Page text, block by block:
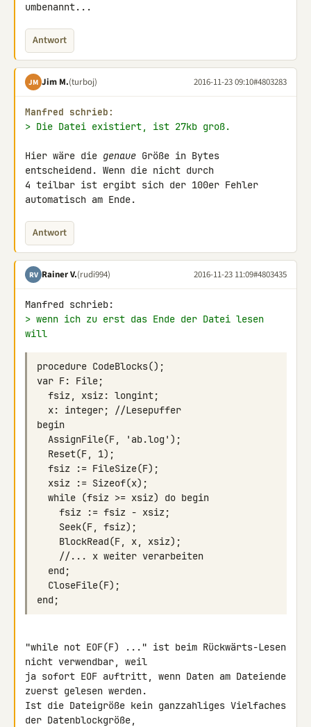
umbenannt...
Antwort
JM Jim M.(turboj) 2016-11-23 09:10#4803283
Manfred schrieb:
> Die Datei existiert, ist 27kb groß.
Hier wäre die genaue Größe in Bytes
entscheidend. Wenn die nicht durch
4 teilbar ist ergibt sich der 100er Fehler
automatisch am Ende.
Antwort
RV Rainer V.(rudi994) 2016-11-23 11:09#4803435
> wenn ich zu erst das Ende der Datei lesen
will
"while not EOF(F) ..." ist beim Rückwärts-Lesen
nicht verwendbar, weil
ja sofort EOF auftritt, wenn Daten am Dateiende
zuerst gelesen werden.
Ist die Dateigröße kein ganzzahliges Vielfaches
der Datenblockgröße,